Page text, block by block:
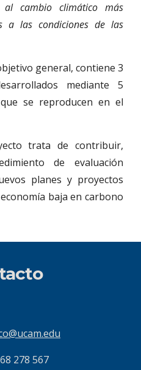
cambio climático más
a las condiciones de las
general, contiene 3
mediante 5
se reproducen en el
trata de contribuir,
de evaluación
planes y proyectos
baja en carbono
278 567